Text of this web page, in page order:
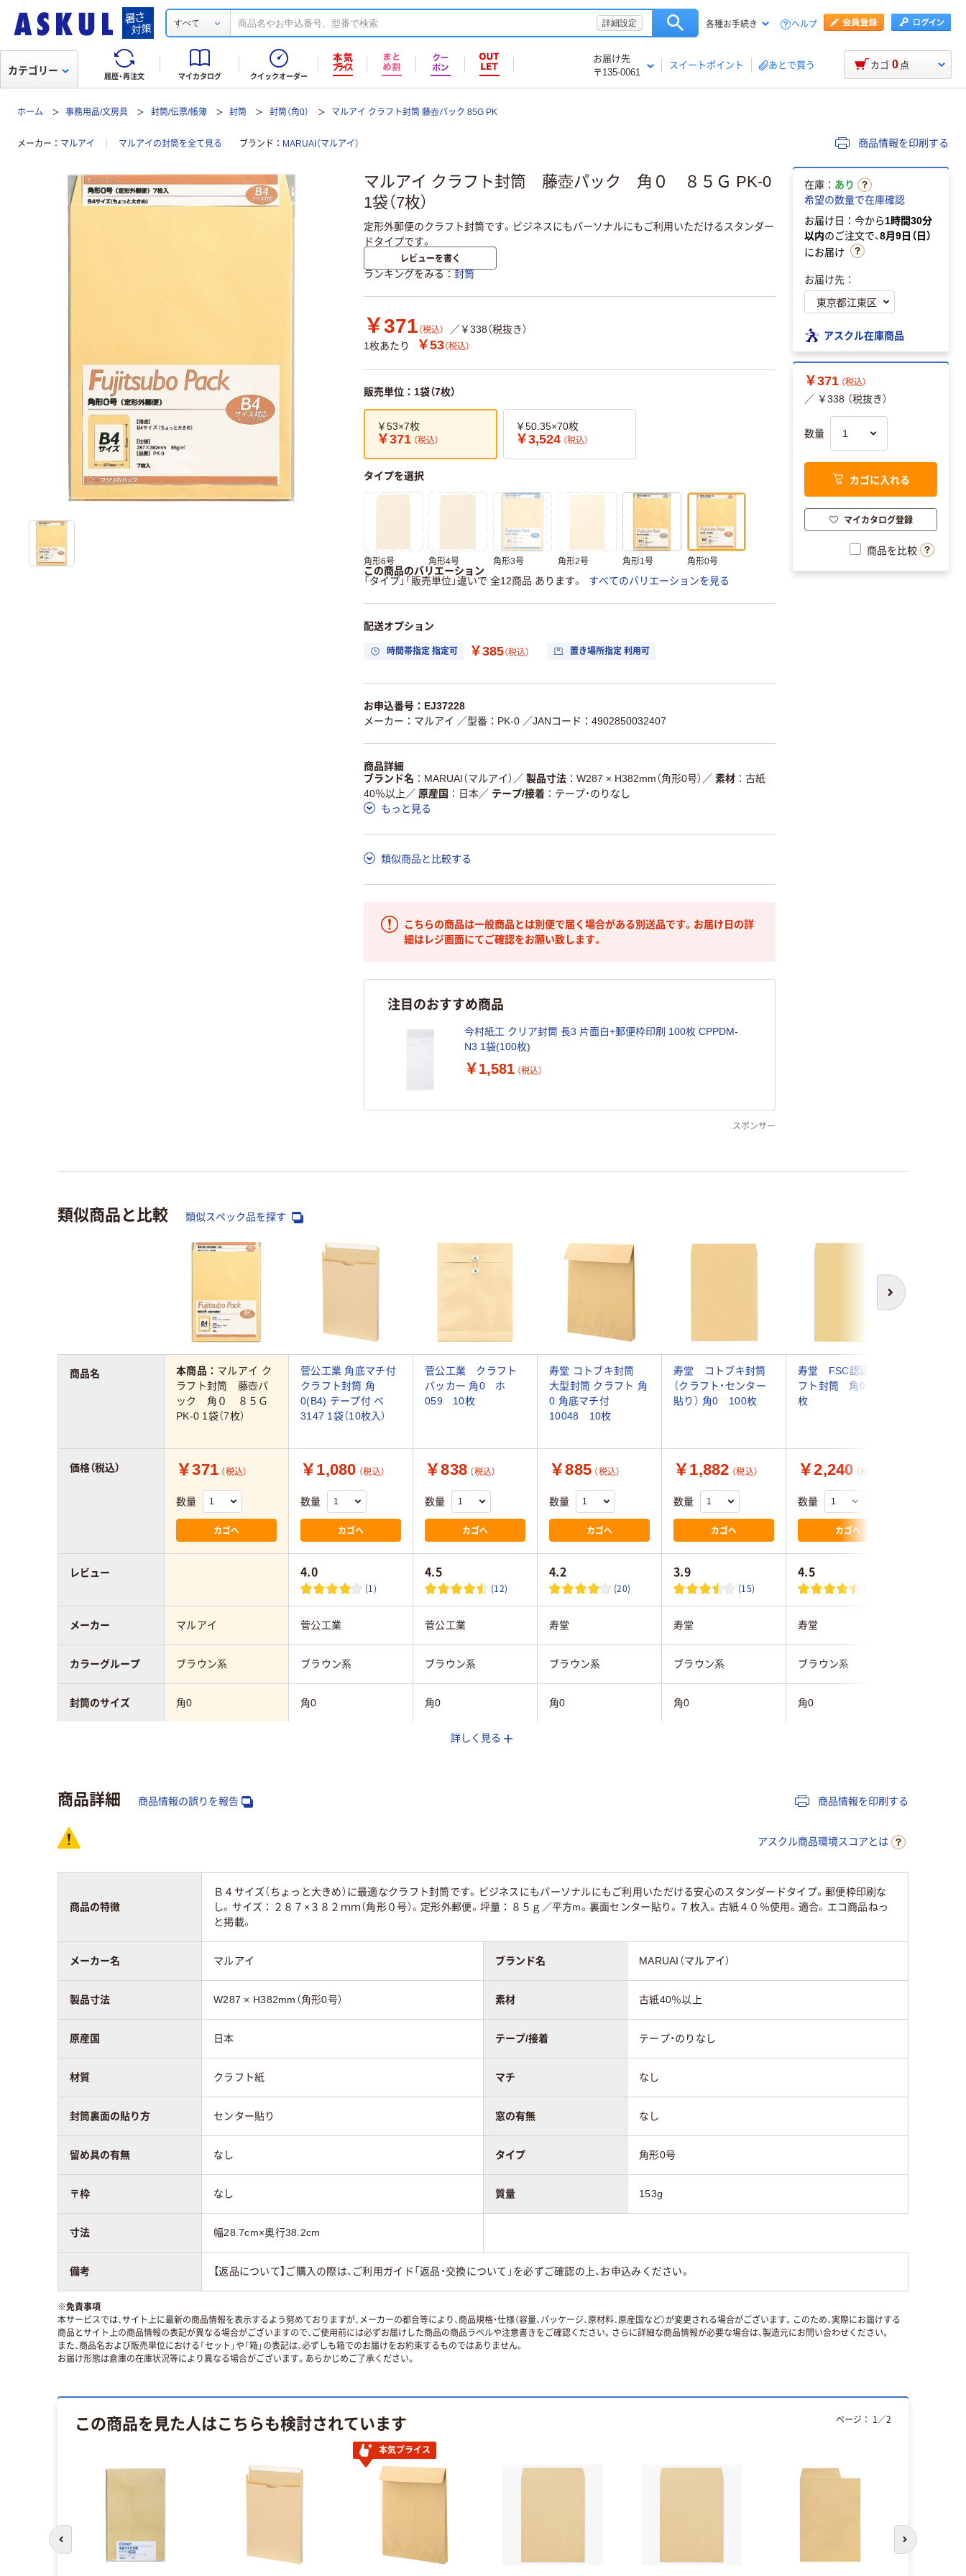
すべて 詳細設定 各種お手続き ヘルプ
履歴・再注文 マイカタログ クイックオーダー
お届け先
〒135-0061
スイートポイント あとで買う
カテゴリー カゴ 0 点
ホーム 事務用品/文房具 封筒/伝票/帳簿 封筒 封筒（角0） マルアイ クラフト封筒 藤壺パック 85G PK
メーカー マルアイ マルアイの封筒を全て見る ブランド MARUAI（マルアイ） 商品情報を印刷する
マルアイ クラフト封筒 藤壺パック 角０ ８５Ｇ PK-0
1袋（7枚）
定形外郵便のクラフト封筒です。ビジネスにもパーソナルにもご利用いただけるスタンダー
ドタイプです。
レビューを書く
ランキングをみる 封筒
￥371 （税込）
／￥338（税抜き）
1枚あたり
￥53（税込）
販売単位：1袋（7枚）
￥53×7枚
￥371 （税込）
￥50.35×70枚
￥3,524 （税込）
タイプを選択
角形6号 角形4号 角形3号 角形2号 角形1号 角形0号
この商品のバリエーション
「タイプ」「販売単位」違いで 全12商品 あります。
すべてのバリエーションを見る
配送オプション
時間帯指定 指定可 ￥385（税込） 置き場所指定 利用可
お申込番号：EJ37228
メーカー：マルアイ ／型番：PK-0 ／JANコード：4902850032407
商品詳細
ブランド名
MARUAI（マルアイ） ／ 製品寸法 W287 × H382mm（角形0号） ／ 素材
古紙
40％以上 ／ 原産国 日本／ テープ/接着
テープ・のりなし
もっと見る
類似商品と比較する
こちらの商品は一般商品とは別便で届く場合がある別送品です。お届け日の詳
細はレジ画面にてご確認をお願い致します。
注目のおすすめ商品
今村紙工 クリア封筒 長3 片面白+郵便枠印刷 100枚 CPPDM-
N3 1袋(100枚)
￥1,581 （税込）
スポンサー
在庫： あり
希望の数量で在庫確認
お届け日：今から1時間30分
以内のご注文で、8月9日（日）
にお届け
お届け先：
アスクル在庫商品
￥371 （税込）
／ ￥338 （税抜き）
数量
カゴに入れる
マイカタログ登録
商品を比較
類似商品と比較 類似スペック品を探す
次へ
本商品： マルアイ ク
ラフト封筒 藤壺パ
ック 角０ ８５Ｇ
PK-0 1袋（7枚）
菅公工業 角底マチ付
クラフト封筒 角
0(B4) テープ付 ベ
3147 1袋（10枚入）
菅公工業 クラフト
パッカー 角0 ホ
059 10枚
寿堂 コトブキ封筒
大型封筒 クラフト 角
0 角底マチ付
10048 10枚
寿堂 コトブキ封筒
（クラフト・センター
貼り） 角0 100枚
寿堂 FSC認証クラ
フト封筒 角0 100
枚
￥371 （税込）
数量
カゴへ
￥1,080 （税込）
数量
カゴへ
￥838 （税込）
数量
カゴへ
￥885 （税込）
数量
カゴへ
￥1,882 （税込）
数量
カゴへ
￥2,240 （税込）
数量
カゴへ
4.0
(1)
4.5
(12)
4.2
(20)
3.9
(15)
4.5
(2)
マルアイ 菅公工業 菅公工業 寿堂 寿堂 寿堂
ブラウン系 ブラウン系 ブラウン系 ブラウン系 ブラウン系 ブラウン系
角0 角0 角0 角0 角0 角0
テープ・のりなし
あり あり あり なし なし
20 50 50
商品名
価格（税込）
レビュー
メーカー
カラーグループ
封筒のサイズ
詳しく見る
商品詳細 商品情報の誤りを報告 商品情報を印刷する
アスクル商品環境スコアとは
商品の特徴
Ｂ４サイズ（ちょっと大きめ）に最適なクラフト封筒です。ビジネスにもパーソナルにもご利用いただける安心のスタンダードタイプ。郵便枠印刷な
し。サイズ：２８７×３８２ｍｍ（角形０号）。定形外郵便。坪量：８５ｇ／平方m。裏面センター貼り。７枚入。古紙４０％使用。適合。エコ商品ねっ
と掲載。
メーカー名 マルアイ ブランド名 MARUAI（マルアイ）
製品寸法 W287 × H382mm（角形0号） 素材 古紙40％以上
原産国 日本 テープ/接着 テープ・のりなし
材質 クラフト紙 マチ なし
封筒裏面の貼り方 センター貼り 窓の有無 なし
留め具の有無 なし タイプ 角形0号
〒枠 なし 質量 153g
寸法 幅28.7cm×奥行38.2cm
備考 【返品について】ご購入の際は、ご利用ガイド「返品・交換について」を必ずご確認の上、お申込みください。
※免責事項
本サービスでは、サイト上に最新の商品情報を表示するよう努めておりますが、メーカーの都合等により、商品規格・仕様（容量、パッケージ、原材料、原産国など）が変更される場合がございます。このため、実際にお届けする
商品とサイト上の商品情報の表記が異なる場合がございますので、ご使用前には必ずお届けした商品の商品ラベルや注意書きをご確認ください。さらに詳細な商品情報が必要な場合は、製造元にお問い合わせください。
また、商品名および販売単位における「セット」や「箱」の表記は、必ずしも箱でのお届けをお約束するものではありません。
お届け形態は倉庫の在庫状況等により異なる場合がございます。あらかじめご了承ください。
この商品を見た人はこちらも検討されています
本気プライス
ページ： 1 ／2
前のスライドへ 次のスライド